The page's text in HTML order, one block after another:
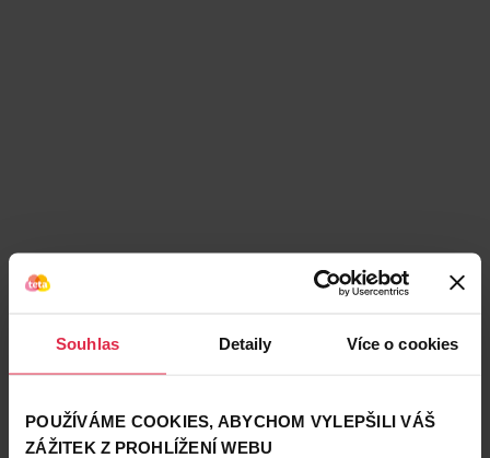
Souhlas Detaily Více o cookies
POUŽÍVÁME COOKIES, ABYCHOM VYLEPŠILI VÁŠ
ZÁŽITEK Z PROHLÍŽENÍ WEBU
Podobné produkty